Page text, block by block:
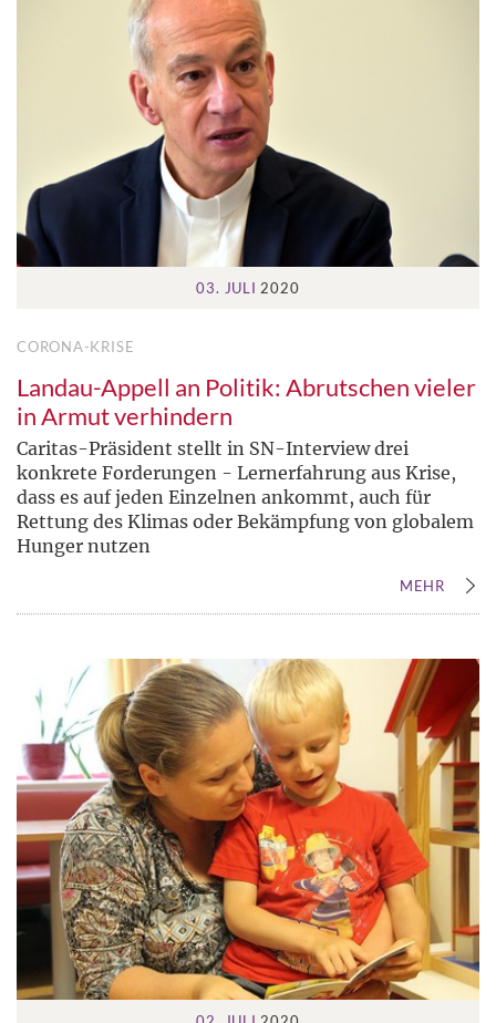
03. JULI 2020
CORONA-KRISE
Landau-Appell an Politik: Abrutschen vieler
in Armut verhindern
Caritas-Präsident stellt in SN-Interview drei
konkrete Forderungen - Lernerfahrung aus Krise,
dass es auf jeden Einzelnen ankommt, auch für
Rettung des Klimas oder Bekämpfung von globalem
Hunger nutzen
MEHR